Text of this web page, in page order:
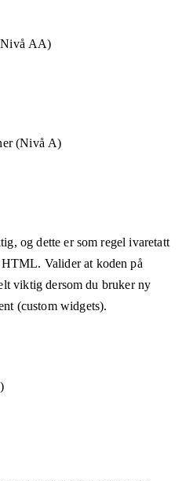
AA)
(Nivå A)
og dette er som regel ivaretatt
Valider at koden på
viktig dersom du bruker ny
(custom widgets).